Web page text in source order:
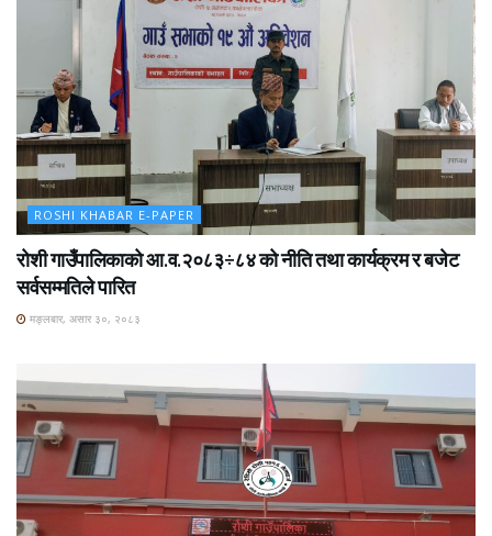
ROSHI KHABAR E-PAPER
रोशी गाउँपालिकाको आ.व.२०८३÷८४ को नीति तथा कार्यक्रम र बजेट
सर्वसम्मतिले पारित
मङ्लबार, असार ३०, २०८३